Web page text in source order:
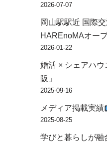
2026-07-07
岡山駅駅近 国際
HAREnoMAオー
2026-01-22
婚活 × シェアハウ
阪」
2025-09-16
メディア掲載実績
2025-08-25
学びと暮らしが融